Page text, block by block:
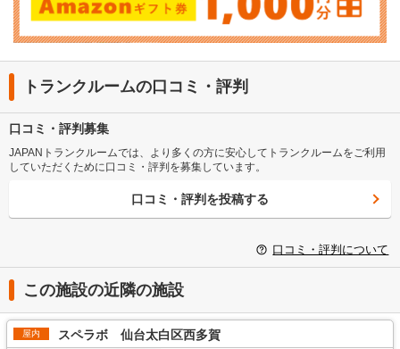
トランクルームの口コミ・評判
口コミ・評判募集
JAPANトランクルームでは、より多くの方に安心してトランクルームをご利用
していただくために口コミ・評判を募集しています。
口コミ・評判を投稿する
口コミ・評判について
この施設の近隣の施設
屋内 スペラボ 仙台太白区西多賀